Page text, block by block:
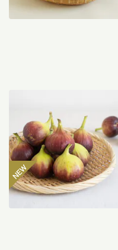
ームのいちじく 12個入り
（特栽相当）
送料込 3,850